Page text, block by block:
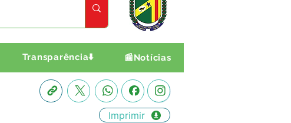
Transparência⬇️ 📰Notícias
Imprimir